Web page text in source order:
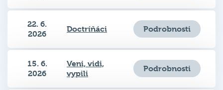
22. 6.
2026
Doctríňáci Podrobnosti
15. 6.
2026
Veni, vidi,
vypili
Podrobnosti